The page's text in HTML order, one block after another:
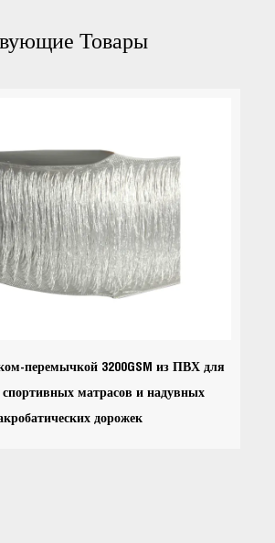
Товары
перемычкой 3200GSM из ПВХ для
спортивных матрасов и надувных
дорожек